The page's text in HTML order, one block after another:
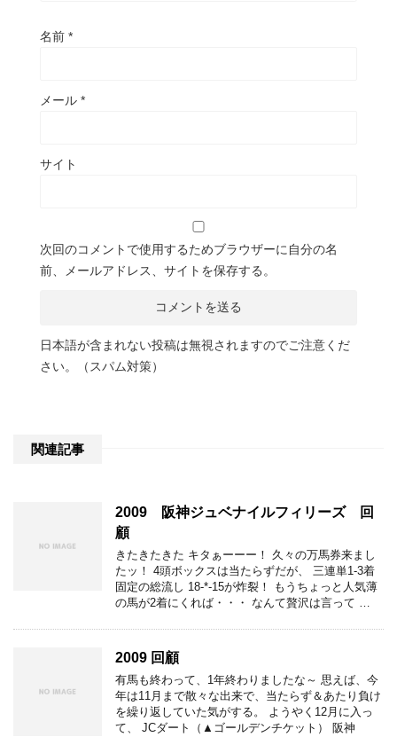
名前 *
メール *
サイト
次回のコメントで使用するためブラウザーに自分の名
前、メールアドレス、サイトを保存する。
日本語が含まれない投稿は無視されますのでご注意くだ
さい。（スパム対策）
関連記事
2009 阪神ジュベナイルフィリーズ 回
顧
きたきたきた キタぁーーー！ 久々の万馬券来まし
たッ！ 4頭ボックスは当たらずだが、 三連単1-3着
固定の総流し 18-*-15が炸裂！ もうちょっと人気薄
の馬が2着にくれば・・・ なんて贅沢は言って …
2009 回顧
有馬も終わって、1年終わりましたな～ 思えば、今
年は11月まで散々な出来で、当たらず＆あたり負け
を繰り返していた気がする。 ようやく12月に入っ
て、 JCダート（▲ゴールデンチケット） 阪神